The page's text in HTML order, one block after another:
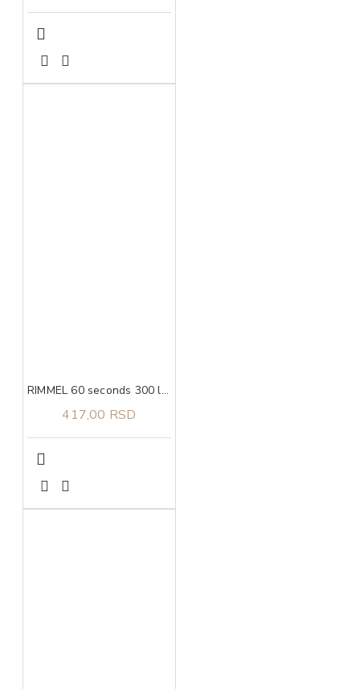
RIMMEL 60 seconds 300 lak za nokte
417,00 RSD